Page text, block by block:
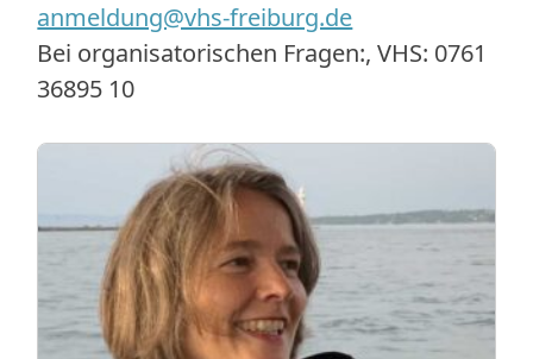
anmeldung@vhs-freiburg.de
Bei organisatorischen Fragen:, VHS: 0761
36895 10